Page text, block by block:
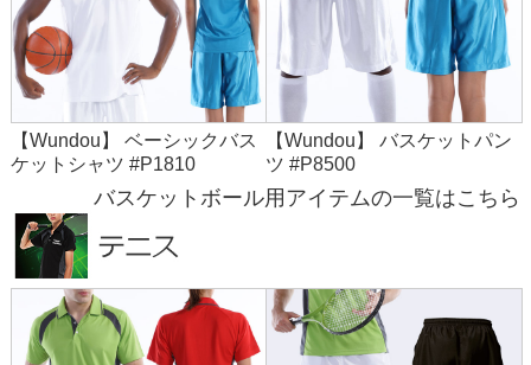
【Wundou】 ベーシックバス
ケットシャツ #P1810
【Wundou】 バスケットパン
ツ #P8500
バスケットボール用アイテムの一覧はこちら